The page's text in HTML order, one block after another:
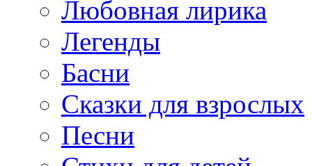
Любовная лирика
Легенды
Басни
Сказки для взрослых
Песни